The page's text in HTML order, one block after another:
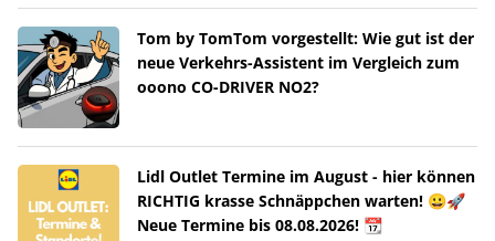
Tom by TomTom vorgestellt: Wie gut ist der
neue Verkehrs-Assistent im Vergleich zum
ooono CO-DRIVER NO2?
Lidl Outlet Termine im August - hier können
RICHTIG krasse Schnäppchen warten! 😀🚀
Neue Termine bis 08.08.2026! 📆